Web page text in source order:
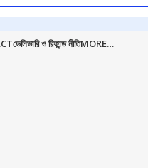
ডেলিভারি ও রিফান্ড নীতিMORE…